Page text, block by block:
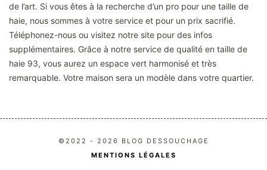
de l’art. Si vous êtes à la recherche d’un pro pour une taille de
haie, nous sommes à votre service et pour un prix sacrifié.
Téléphonez-nous ou visitez notre site pour des infos
supplémentaires. Grâce à notre service de qualité en taille de
haie 93, vous aurez un espace vert harmonisé et très
remarquable. Votre maison sera un modèle dans votre quartier.
©2022 - 2026 BLOG DESSOUCHAGE
MENTIONS LÉGALES